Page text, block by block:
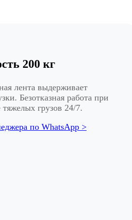
200 кг
лента выдерживает
Безотказная работа при
грузов 24/7.
по WhatsApp >